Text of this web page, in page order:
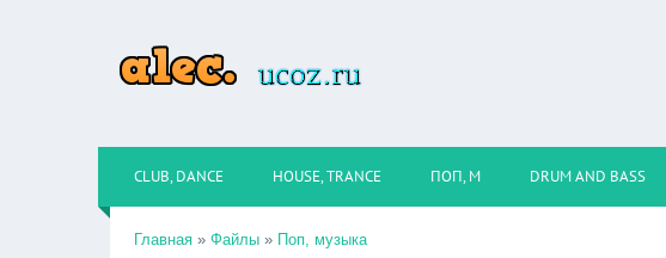
CLUB, DANCE HOUSE, TRANCE ПОП, М DRUM AND BASS
Главная » Файлы » Поп, музыка